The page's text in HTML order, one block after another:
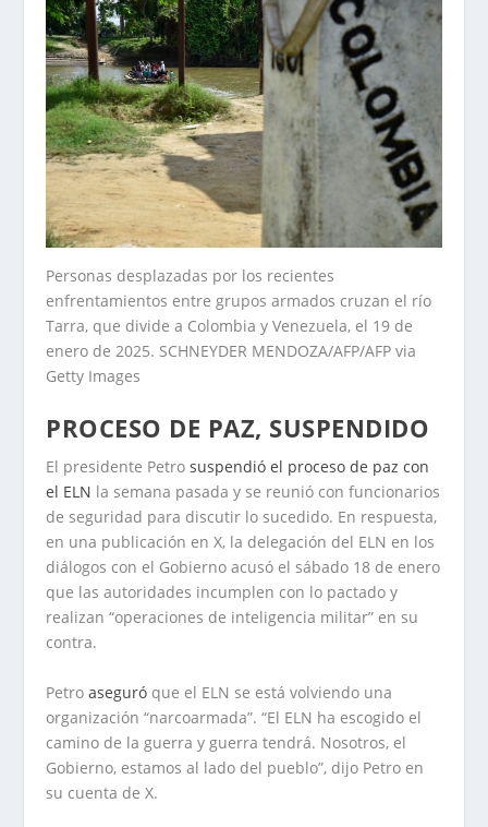
Personas desplazadas por los recientes
enfrentamientos entre grupos armados cruzan el río
Tarra, que divide a Colombia y Venezuela, el 19 de
enero de 2025. SCHNEYDER MENDOZA/AFP/AFP via
Getty Images
PROCESO DE PAZ, SUSPENDIDO
El presidente Petrosuspendió el proceso de paz con
el ELN la semana pasada y se reunió con funcionarios
de seguridad para discutir lo sucedido. En respuesta,
en una publicación en X, la delegación del ELN en los
diálogos con el Gobierno acusó el sábado 18 de enero
que las autoridades incumplen con lo pactado y
realizan “operaciones de inteligencia militar” en su
contra.
Petroaseguró que el ELN se está volviendo una
organización “narcoarmada”. “El ELN ha escogido el
camino de la guerra y guerra tendrá. Nosotros, el
Gobierno, estamos al lado del pueblo”, dijo Petro en
su cuenta de X.